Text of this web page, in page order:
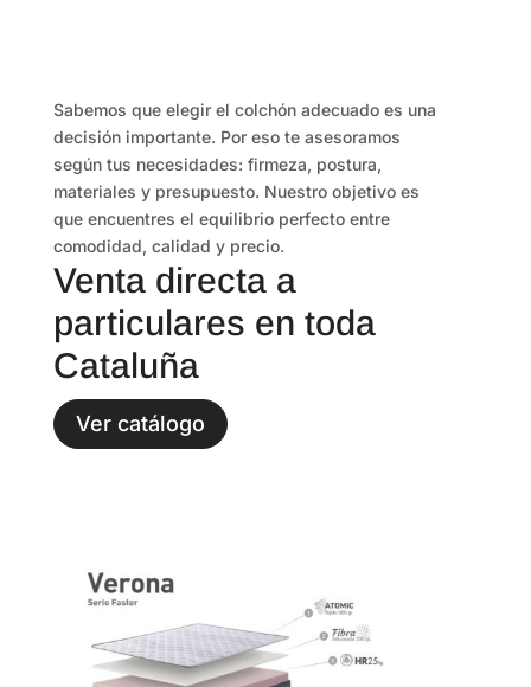
Sabemos que elegir el colchón adecuado es una
decisión importante. Por eso te asesoramos
según tus necesidades: firmeza, postura,
materiales y presupuesto. Nuestro objetivo es
que encuentres el equilibrio perfecto entre
comodidad, calidad y precio.
Venta directa a
particulares en toda
Cataluña
Ver catálogo